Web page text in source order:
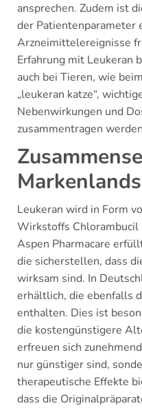
ansprechen. Zudem ist
der Patientenparameter
Arzneimittelereignisse
Erfahrung mit Leukeran
auch bei Tieren, wie
„leukeran katze“,
Nebenwirkungen und
zusammentragen
Leukeran wird in Form
Wirkstoffs
Aspen Pharmacare
die sicherstellen, dass
wirksam sind. In
erhältlich, die ebenfalls
enthalten. Dies ist
die kostengünstigere
erfreuen sich
nur günstiger sind,
therapeutische Effekte
dass die